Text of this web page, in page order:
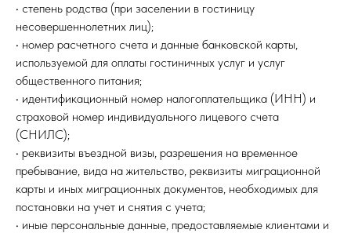
• степень родства (при заселении в гостиницу
несовершеннолетних лиц);
• номер расчетного счета и данные банковской карты,
используемой для оплаты гостиничных услуг и услуг
общественного питания;
• идентификационный номер налогоплательщика (ИНН) и
страховой номер индивидуального лицевого счета
(СНИЛС);
• реквизиты въездной визы, разрешения на временное
пребывание, вида на жительство, реквизиты миграционной
карты и иных миграционных документов, необходимых для
постановки на учет и снятия с учета;
• иные персональные данные, предоставляемые клиентами и